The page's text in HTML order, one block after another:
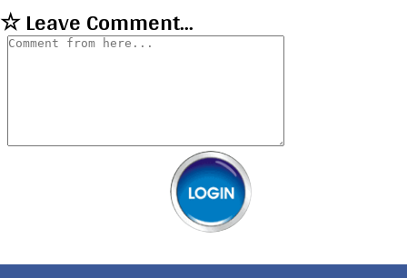
☆ Leave Comment...